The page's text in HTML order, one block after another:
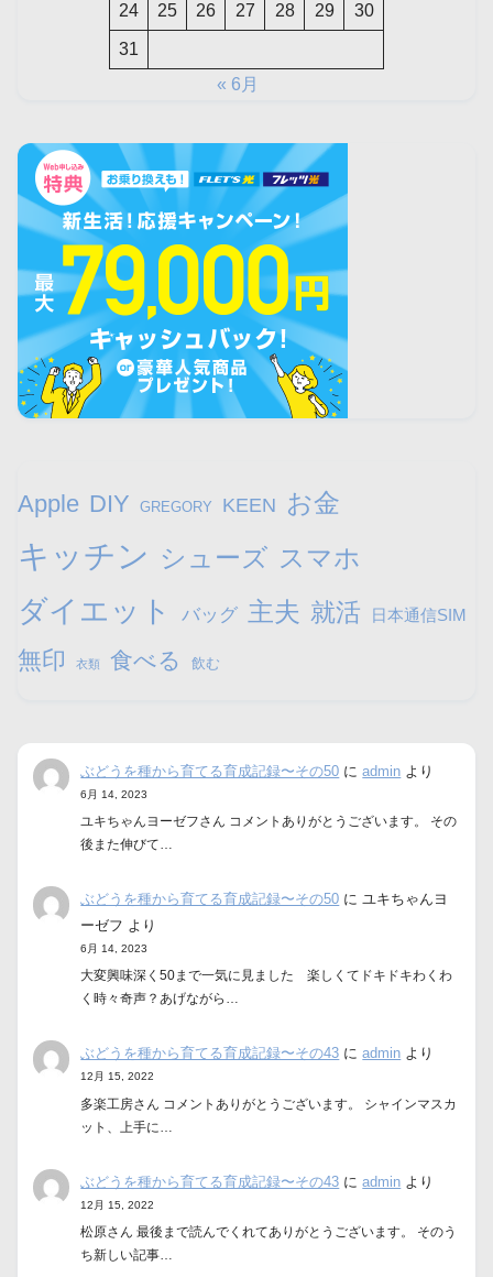
24 25 26 27 28 29 30
31
« 6月
Apple DIY GREGORY KEEN お金
キッチン シューズ スマホ
ダイエット バッグ 主夫 就活 日本通信SIM
無印 衣類 食べる 飲む
ぶどうを種から育てる育成記録〜その50 にadmin より
6月 14, 2023
ユキちゃんヨーゼフさん コメントありがとうございます。 その
後また伸びて…
ぶどうを種から育てる育成記録〜その50 にユキちゃんヨ
ーゼフ より
6月 14, 2023
大変興味深く50まで一気に見ました 楽しくてドキドキわくわ
く時々奇声？あげながら…
ぶどうを種から育てる育成記録〜その43 にadmin より
12月 15, 2022
多楽工房さん コメントありがとうございます。 シャインマスカ
ット、上手に…
ぶどうを種から育てる育成記録〜その43 にadmin より
12月 15, 2022
松原さん 最後まで読んでくれてありがとうございます。 そのう
ち新しい記事…